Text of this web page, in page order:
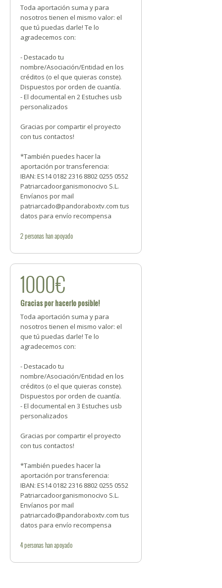
Toda aportación suma y para
nosotros tienen el mismo valor: el
que tú puedas darle! Te lo
agradecemos con:
- Destacado tu
nombre/Asociación/Entidad en los
créditos (o el que quieras conste).
Dispuestos por orden de cuantía.
- El documental en 2 Estuches usb
personalizados
Gracias por compartir el proyecto
con tus contactos!
*También puedes hacer la
aportación por transferencia:
IBAN: ES14 0182 2316 8802 0255 0552
Patriarcadoorganismonocivo S.L.
Envíanos por mail
patriarcado@pandoraboxtv.com tus
datos para envío recompensa
2personashan apoyado
1000€
Gracias por hacerlo posible!
Toda aportación suma y para
nosotros tienen el mismo valor: el
que tú puedas darle! Te lo
agradecemos con:
- Destacado tu
nombre/Asociación/Entidad en los
créditos (o el que quieras conste).
Dispuestos por orden de cuantía.
- El documental en 3 Estuches usb
personalizados
Gracias por compartir el proyecto
con tus contactos!
*También puedes hacer la
aportación por transferencia:
IBAN: ES14 0182 2316 8802 0255 0552
Patriarcadoorganismonocivo S.L.
Envíanos por mail
patriarcado@pandoraboxtv.com tus
datos para envío recompensa
4personashan apoyado